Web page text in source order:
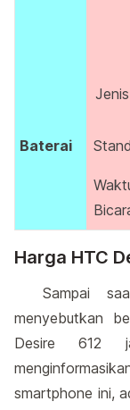
Baterai
Jenis
Harga HTC
Sampai
menyebutkan
Desire 612
smartphone ini,